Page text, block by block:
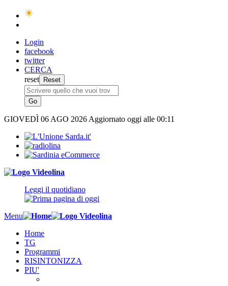
Login
facebook
twitter
CERCA
reset
GIOVEDÌ 06 AGO 2026 Aggiornato oggi alle 00:11
Leggi il quotidiano
Menu
Home
TG
Programmi
RISINTONIZZA
PIU'